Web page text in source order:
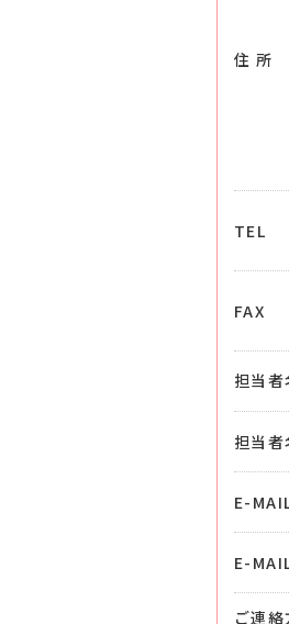
住 所
TEL
FAX
担当者
担当者
E-
E-
ご連